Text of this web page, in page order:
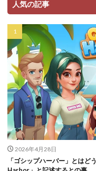
人気の記事
2026年4月28日
「ゴシップハーバー」とは